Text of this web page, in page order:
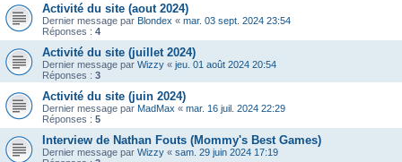
Activité du site (aout 2024)
Dernier message par Blondex « mar. 03 sept. 2024 23:54
Réponses : 4
Activité du site (juillet 2024)
Dernier message par Wizzy « jeu. 01 août 2024 20:54
Réponses : 3
Activité du site (juin 2024)
Dernier message par MadMax « mar. 16 juil. 2024 22:29
Réponses : 5
Interview de Nathan Fouts (Mommy's Best Games)
Dernier message par Wizzy « sam. 29 juin 2024 17:19